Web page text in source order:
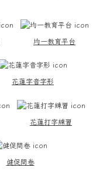
均一教育平台
花蓮字音字形
花蓮打字練習
健促問卷